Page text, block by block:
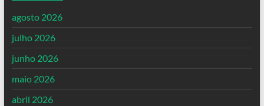
agosto 2026
julho 2026
junho 2026
maio 2026
abril 2026